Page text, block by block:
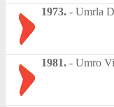
1973. - Umrla
1981. - Umro